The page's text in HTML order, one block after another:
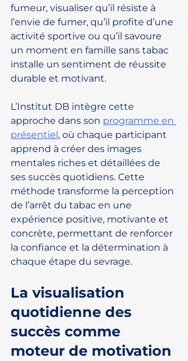
fumeur, visualiser qu’il résiste à
l’envie de fumer, qu’il profite d’une
activité sportive ou qu’il savoure
un moment en famille sans tabac
installe un sentiment de réussite
durable et motivant.
L’Institut DB intègre cette
approche dans son programme en
présentiel, où chaque participant
apprend à créer des images
mentales riches et détaillées de
ses succès quotidiens. Cette
méthode transforme la perception
de l’arrêt du tabac en une
expérience positive, motivante et
concrète, permettant de renforcer
la confiance et la détermination à
chaque étape du sevrage.
La visualisation
quotidienne des
succès comme
moteur de motivation